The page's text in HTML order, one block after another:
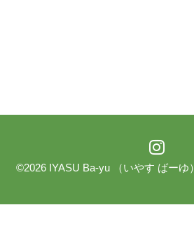
©2026 IYASU Ba-yu （いやす ばーゆ）